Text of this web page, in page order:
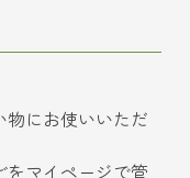
にお使いいただ
マイページで管